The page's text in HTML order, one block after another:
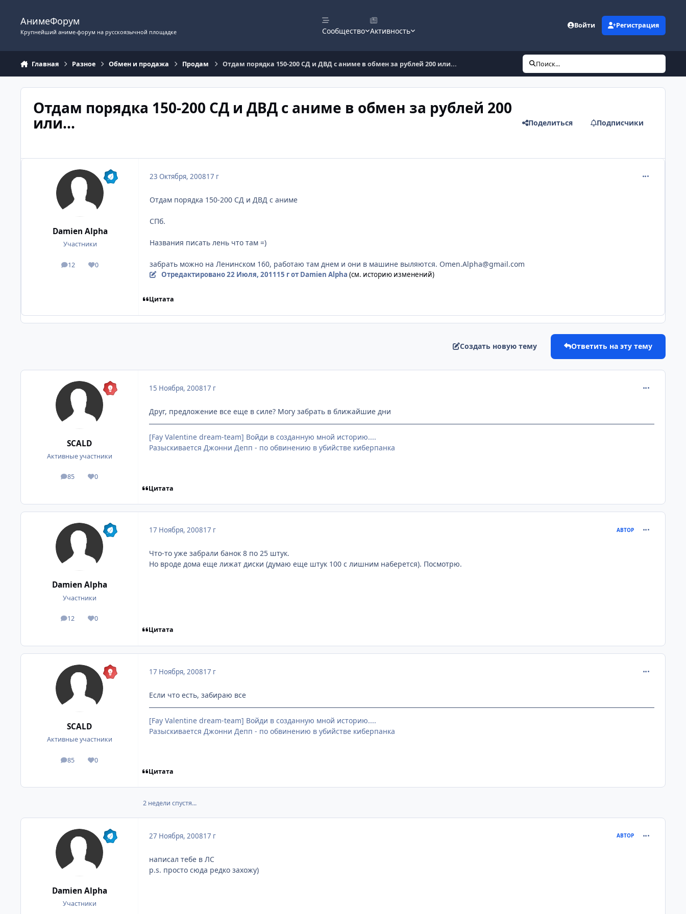
АнимеФорум
Крупнейший аниме-форум на русскоязычной площадке Сообщество Активность
Войти Регистрация
Главная Разное Обмен и продажа Продам Отдам порядка 150-200 СД и ДВД с аниме в обмен за рублей 200 или... Поиск...
Отдам порядка 150-200 СД и ДВД с аниме в обмен за рублей 200
или... Поделиться Подписчики
Damien Alpha
Участники
12
посты 0
Репутация
23 Октября, 200817 г
Отдам порядка 150-200 СД и ДВД с аниме
СПб.
Названия писать лень что там =)
забрать можно на Ленинском 160, работаю там днем и они в машине выляются. Omen.Alpha@gmail.com
Отредактировано22 Июля, 201115 гот Damien Alpha (см. историю изменений)
Цитата
Создать новую тему Ответить на эту тему
SCALD
Активные участники
85
посты 0
Репутация
15 Ноября, 200817 г
Друг, предложение все еще в силе? Могу забрать в ближайшие дни
[Fay Valentine dream-team] Войди в созданную мной историю....
Разыскивается Джонни Депп - по обвинению в убийстве киберпанка
Цитата
Damien Alpha
Участники
12
посты 0
Репутация
17 Ноября, 200817 г АВТОР
Что-то уже забрали банок 8 по 25 штук.
Но вроде дома еще лижат диски (думаю еще штук 100 с лишним наберется). Посмотрю.
Цитата
SCALD
Активные участники
85
посты 0
Репутация
17 Ноября, 200817 г
Если что есть, забираю все
[Fay Valentine dream-team] Войди в созданную мной историю....
Разыскивается Джонни Депп - по обвинению в убийстве киберпанка
Цитата
2 недели спустя...
Damien Alpha
Участники
27 Ноября, 200817 г АВТОР
написал тебе в ЛС
p.s. просто сюда редко захожу)